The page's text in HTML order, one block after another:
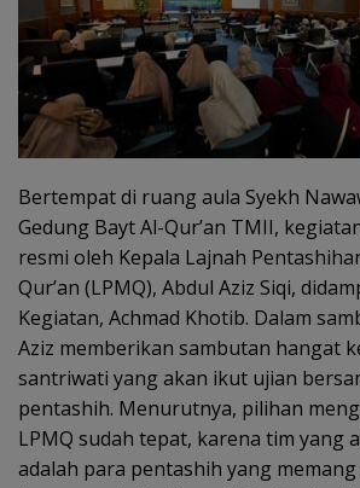
Bertempat di ruang aula Syekh
Gedung Bayt Al-Qur’an TMII,
resmi oleh Kepala Lajnah
Qur’an (LPMQ), Abdul Aziz Siqi,
Kegiatan, Achmad Khotib. Dalam
Aziz memberikan sambutan hangat
santriwati yang akan ikut ujian
pentashih. Menurutnya, pilihan
LPMQ sudah tepat, karena tim yang
adalah para pentashih yang